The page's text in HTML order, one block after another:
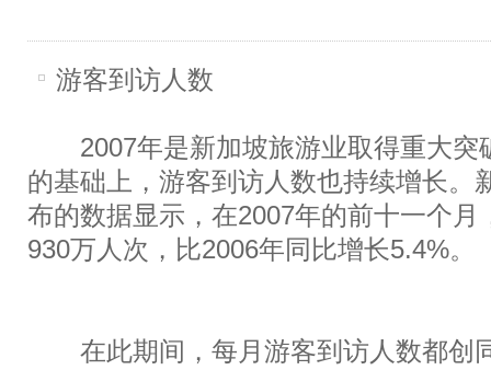
游客到访人数
2007年是新加坡旅游业取得重大突
的基础上，游客到访人数也持续增长。
布的数据显示，在2007年的前十一个月
930万人次，比2006年同比增长5.4%。
在此期间，每月游客到访人数都创